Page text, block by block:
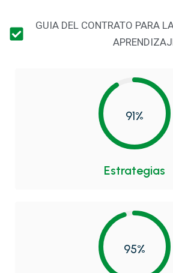
GUIA DEL CONTRATO PARA
91%
Estrategias
95%